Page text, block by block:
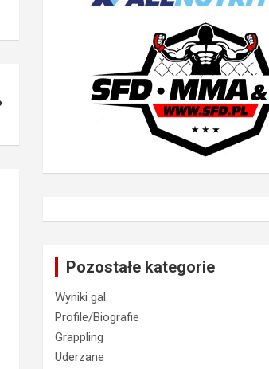
Pozostałe kategorie
Wyniki gal
Profile/Biografie
Grappling
Uderzane